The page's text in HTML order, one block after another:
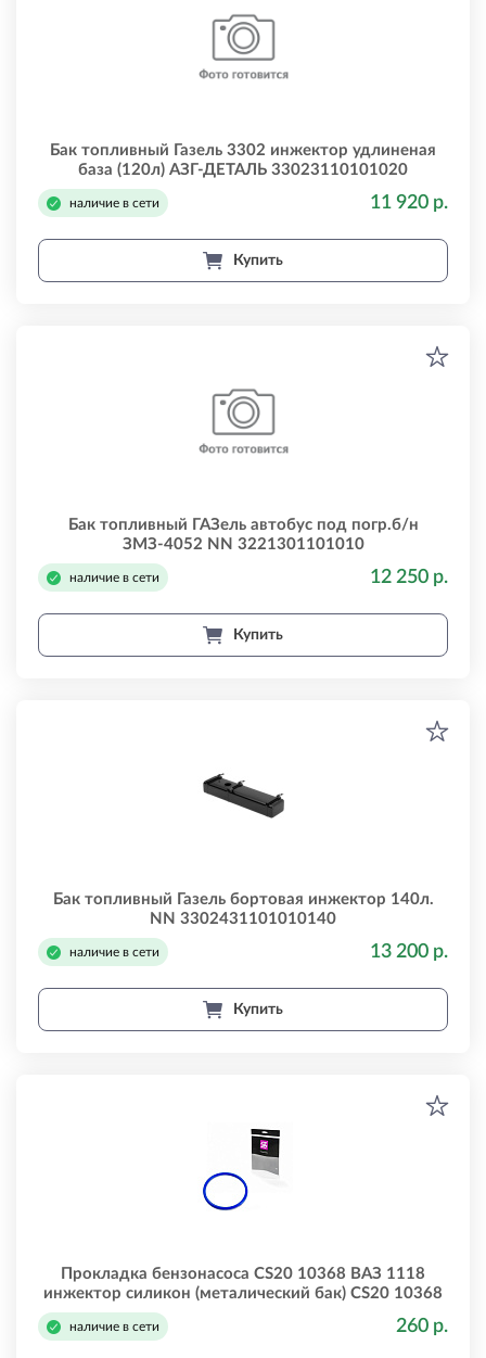
Бак топливный Газель 3302 инжектор удлиненая
база (120л) АЗГ-ДЕТАЛЬ 33023110101020
наличие в сети 11 920 р.
Купить
Бак топливный ГАЗель автобус под погр.б/н
ЗМЗ-4052 NN 3221301101010
наличие в сети 12 250 р.
Купить
Бак топливный Газель бортовая инжектор 140л.
NN 3302431101010140
наличие в сети 13 200 р.
Купить
Прокладка бензонасоса CS20 10368 ВАЗ 1118
инжектор силикон (металический бак) CS20 10368
наличие в сети 260 р.